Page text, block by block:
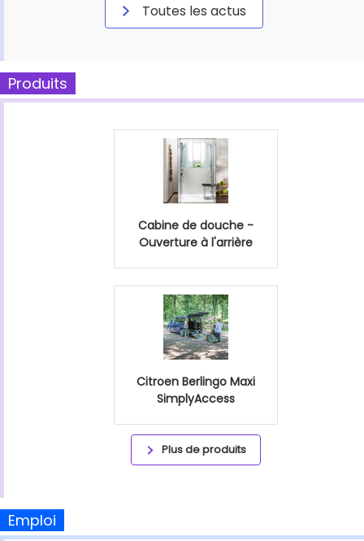
Toutes les actus
Produits
Cabine de douche -
Ouverture à l'arrière
Citroen Berlingo Maxi
SimplyAccess
Plus de produits
Emploi